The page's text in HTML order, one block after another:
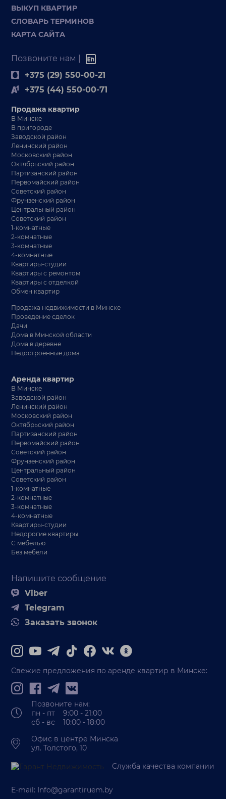
ВЫКУП КВАРТИР
СЛОВАРЬ ТЕРМИНОВ
КАРТА САЙТА
Позвоните нам |
+375 (29) 550-00-21
+375 (44) 550-00-71
Продажа квартир
В Минске
В пригороде
Заводской район
Ленинский район
Московский район
Октябрьский район
Партизанский район
Первомайский район
Советский район
Фрунзенский район
Центральный район
Советский район
1-комнатные
2-комнатные
3-комнатные
4-комнатные
Квартиры-студии
Квартиры с ремонтом
Квартиры с отделкой
Обмен квартир
Продажа недвижимости в Минске
Проведение сделок
Дачи
Дома в Минской области
Дома в деревне
Недостроенные дома
Напишите сообщение
Viber
Telegram
Заказать звонок
Аренда квартир
В Минске
Заводской район
Ленинский район
Московский район
Октябрьский район
Партизанский район
Первомайский район
Советский район
Фрунзенский район
Центральный район
Советский район
1-комнатные
2-комнатные
3-комнатные
4-комнатные
Квартиры-студии
Недорогие квартиры
С мебелью
Без мебели
Свежие предложения по аренде квартир в Минске:
Позвоните нам:
пн - пт 9:00 - 21:00
сб - вс 10:00 - 18:00
Офис в центре Минска
ул. Толстого, 10
Служба качества компании
E-mail: Info@garantiruem.by